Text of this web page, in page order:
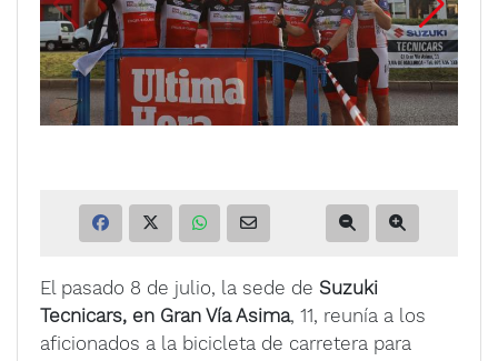
El pasado 8 de julio, la sede de Suzuki
Tecnicars, en Gran Vía Asima, 11, reunía a los
aficionados a la bicicleta de carretera para